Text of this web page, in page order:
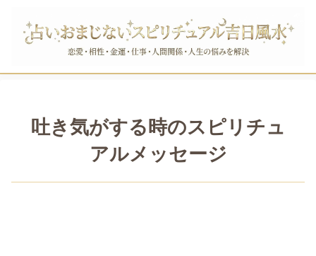
吐き気がする時のスピリチュ
アルメッセージ